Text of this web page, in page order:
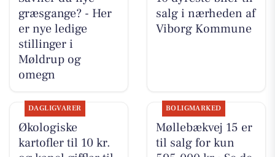
græsgange? - Her
er nye ledige
stillinger i
Møldrup og
omegn
salg i nærheden af
Viborg Kommune
DAGLIGVARER
Økologiske
kartofler til 10 kr.
BOLIGMARKED
Møllebækvej 15 er
til salg for kun